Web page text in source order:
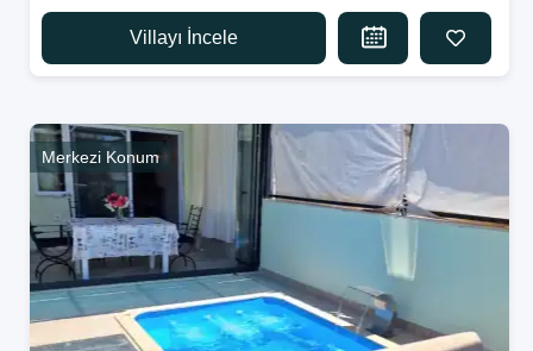
Villayı İncele
Merkezi Konum